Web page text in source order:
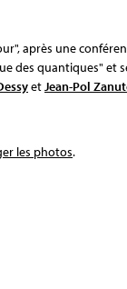
après une
des quantiques" et
etJean-Pol
les photos.